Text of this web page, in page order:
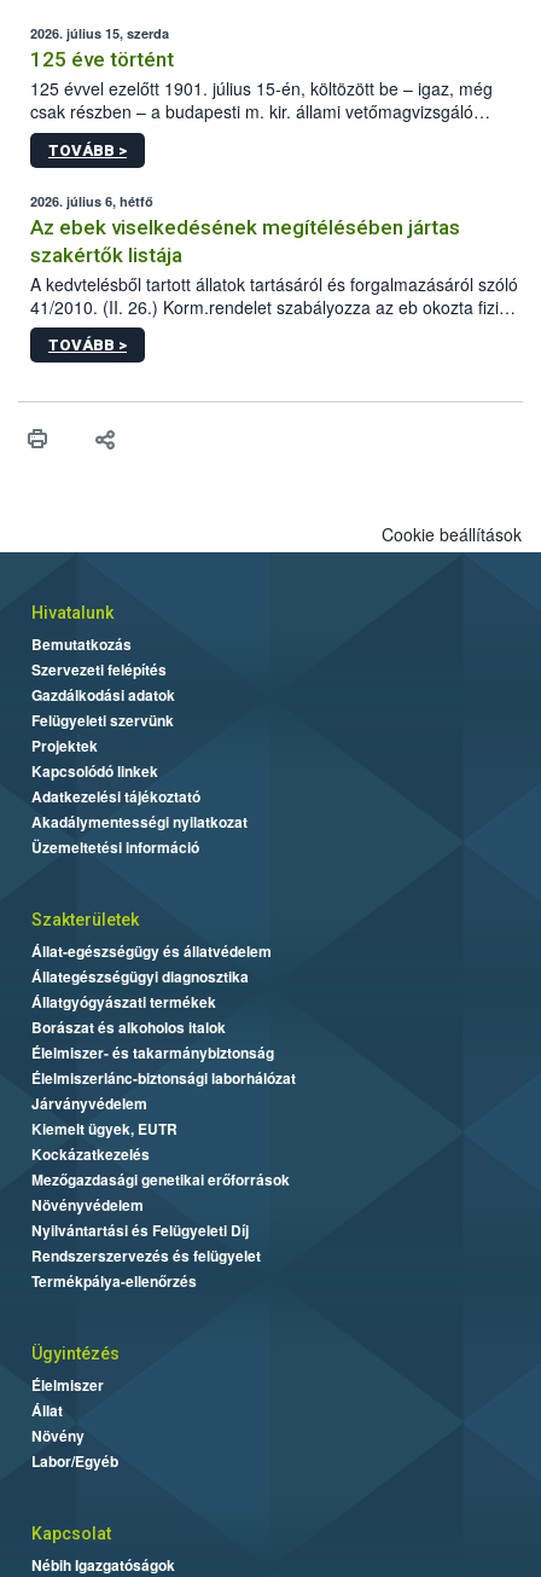
2026. július 15, szerda
125 éve történt
125 évvel ezelőtt 1901. július 15-én, költözött be – igaz, még
csak részben – a budapesti m. kir. állami vetőmagvizsgáló
állomás a Kis Rókus utca 15. szám alatti, Czigler Győző által
tervezett új épületébe.
TOVÁBB >
2026. július 6, hétfő
Az ebek viselkedésének megítélésében jártas
szakértők listája
A kedvtelésből tartott állatok tartásáról és forgalmazásáról szóló
41/2010. (II. 26.) Korm.rendelet szabályozza az eb okozta fizikai
sérülés, illetve ennek veszélye keletkezésekor felmerülő
hatósági feladatokat, valamint a veszélyes eb tartását és annak
vonni az ebek viselkedésének megítélésében jártas szakértőt.
TOVÁBB >
Cookie beállítások
Hivatalunk
Bemutatkozás
Szervezeti felépítés
Gazdálkodási adatok
Felügyeleti szervünk
Projektek
Kapcsolódó linkek
Adatkezelési tájékoztató
Akadálymentességi nyilatkozat
Üzemeltetési információ
Szakterületek
Állat-egészségügy és állatvédelem
Állategészségügyi diagnosztika
Állatgyógyászati termékek
Borászat és alkoholos italok
Élelmiszer- és takarmánybiztonság
Élelmiszerlánc-biztonsági laborhálózat
Járványvédelem
Kiemelt ügyek, EUTR
Kockázatkezelés
Mezőgazdasági genetikai erőforrások
Növényvédelem
Nyilvántartási és Felügyeleti Díj
Rendszerszervezés és felügyelet
Termékpálya-ellenőrzés
Ügyintézés
Élelmiszer
Állat
Növény
Labor/Egyéb
Kapcsolat
Nébih Igazgatóságok